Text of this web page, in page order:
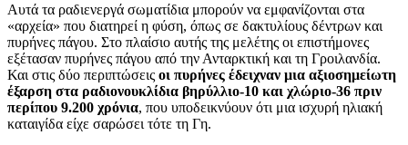
Αυτά τα ραδιενεργά σωματίδια μπορούν να εμφανίζονται στα
«αρχεία» που διατηρεί η φύση, όπως σε δακτυλίους δέντρων και
πυρήνες πάγου. Στο πλαίσιο αυτής της μελέτης οι επιστήμονες
εξέτασαν πυρήνες πάγου από την Ανταρκτική και τη Γροιλανδία.
Και στις δύο περιπτώσεις οι πυρήνες έδειχναν μια αξιοσημείωτη
έξαρση στα ραδιονουκλίδια βηρύλλιο-10 και χλώριο-36 πριν
περίπου 9.200 χρόνια, που υποδεικνύουν ότι μια ισχυρή ηλιακή
καταιγίδα είχε σαρώσει τότε τη Γη.